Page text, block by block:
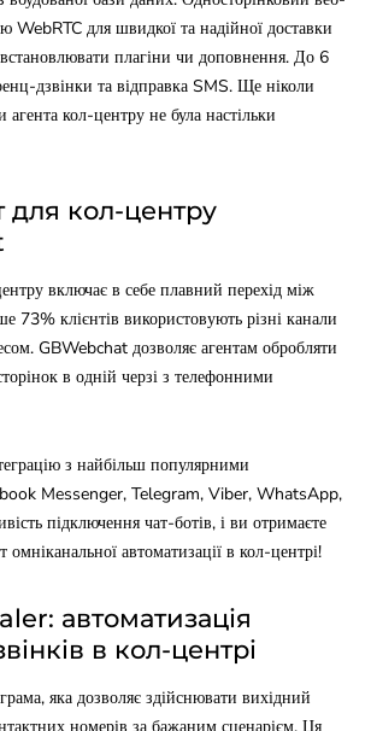
WebRTC для швидкої та надійної доставки
плагіни чи доповнення. До 6
дзвінки та відправка SMS. Ще ніколи
агента кол-центру не була настільки
для кол-центру
включає в себе плавний перехід між
73% клієнтів використовують різні канали
GBWebchat дозволяє агентам обробляти
в одній черзі з телефонними
з найбільш популярними
Messenger, Telegram, Viber, WhatsApp,
підключення чат-ботів, і ви отримаєте
омніканальної автоматизації в кол-центрі!
автоматизація
в кол-центрі
яка дозволяє здійснювати вихідний